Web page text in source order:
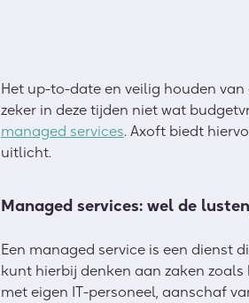
Het up-to-date en veilig houden
zeker in deze tijden niet wat
managed services. Axoft biedt
uitlicht.
Managed services: wel de
Een managed service is een dienst
kunt hierbij denken aan zaken
met eigen IT-personeel, aanschaf